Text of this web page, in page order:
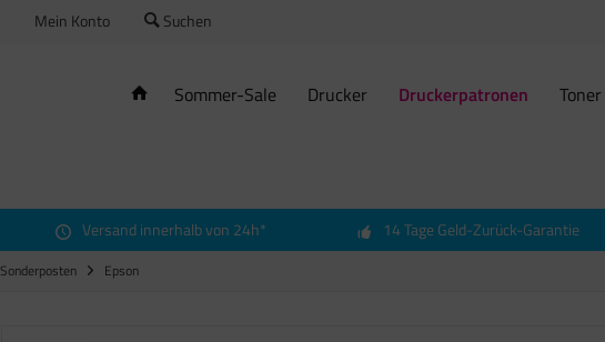
Mein Konto Suchen
Sommer-Sale Drucker Druckerpatronen Toner
Versand innerhalb von 24h* 14 Tage Geld-Zurück-Garantie
Sonderposten Epson